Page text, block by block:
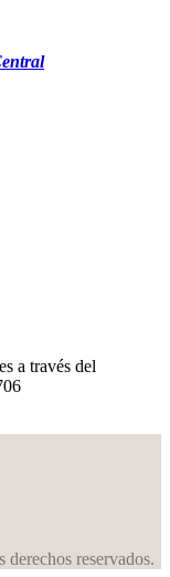
a través del
reservados.